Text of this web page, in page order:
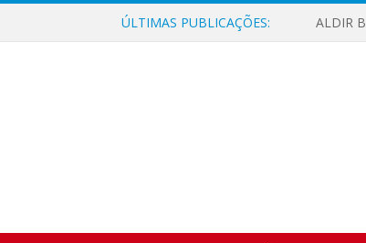
ÚLTIMAS PUBLICAÇÕES: ALDIR